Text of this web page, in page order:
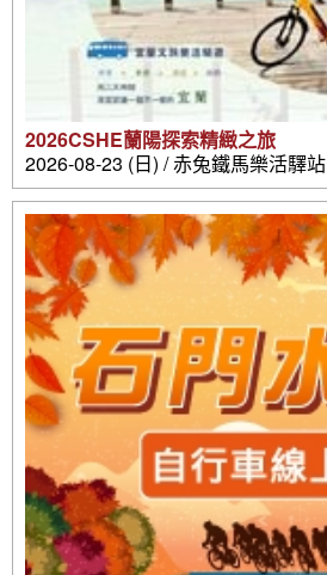
2026CSHE蘭陽探索精緻之旅
2026-08-23 (日) / 赤兔鐵馬樂活驛站